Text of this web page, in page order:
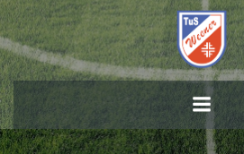
Zum
Inhalt